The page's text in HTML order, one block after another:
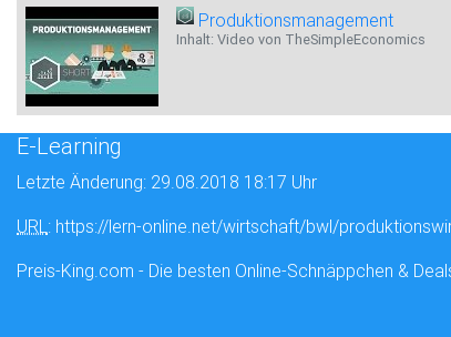
Produktionsmanagement
Inhalt: Video von TheSimpleEconomics
E-Learning
Letzte Änderung: 29.08.2018 18:17 Uhr
URL: https://lern-online.net/wirtschaft/bwl/
Preis-King.com - Die besten Online-Schnäppchen &